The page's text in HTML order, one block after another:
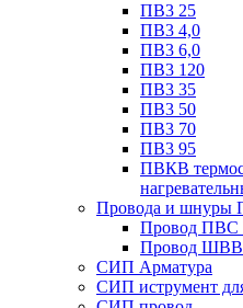
ПВ3 25
ПВ3 4,0
ПВ3 6,0
ПВ3 120
ПВ3 35
ПВ3 50
ПВ3 70
ПВ3 95
ПВКВ
Провода и
Провод
Провод
СИП Арматура
СИП иструмент